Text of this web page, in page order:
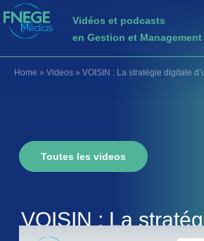
Vidéos et podcasts
en Gestion et Management
Home » Videos » VOISIN : La stratégie digitale
Toutes les videos
VOISIN : La